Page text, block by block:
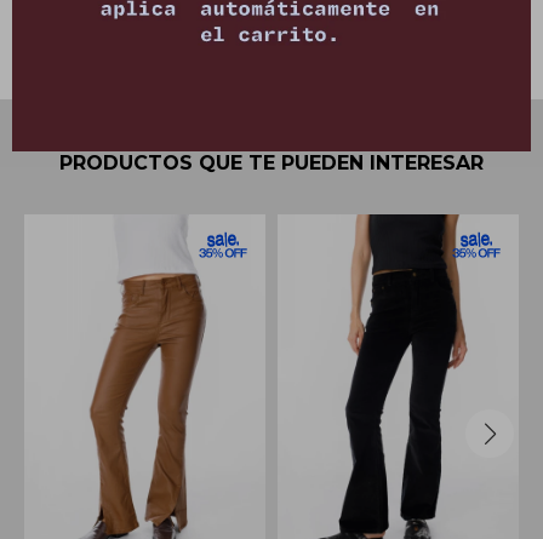
Cambios y Devoluciones
PRODUCTOS QUE TE PUEDEN INTERESAR